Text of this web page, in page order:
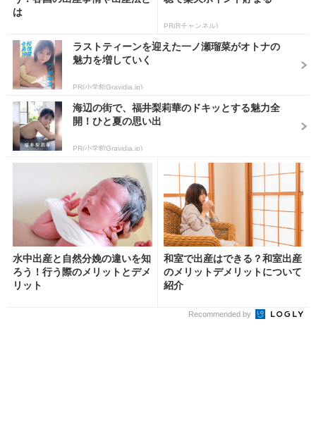
は
PR(Rチャンネル)
ラストティーンを迎えた一ノ瀬瑠菜がオトナの
魅力を増していく
PR(小学館Gravidia.jp)
海辺の街で、福井梨莉華のドキッとする魅力全
開！ひと夏の思い出
PR(小学館Gravidia.jp)
水中出産と自然分娩の違いを知
ろう！行う際のメリットとデメ
リット
和室で出産はできる？和室出産
のメリットデメリットについて
紹介
Recommended by